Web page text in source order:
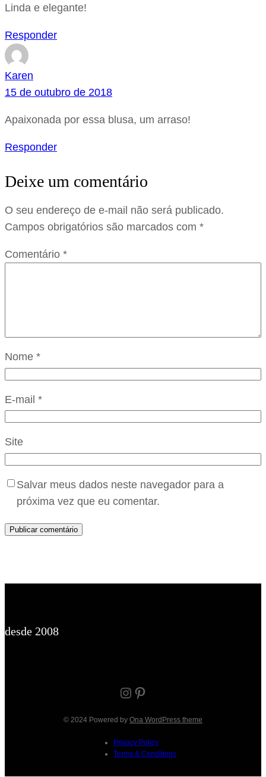
Linda e elegante!
Responder
Karen
15 de outubro de 2018
Apaixonada por essa blusa, um arraso!
Responder
Deixe um comentário
O seu endereço de e-mail não será publicado.
Campos obrigatórios são marcados com *
Comentário *
Nome *
E-mail *
Site
Salvar meus dados neste navegador para a
próxima vez que eu comentar.
desde 2008
Instagram Pinterest
© 2024 Powered by Ona WordPress theme
Privacy Policy
Terms & Conditions